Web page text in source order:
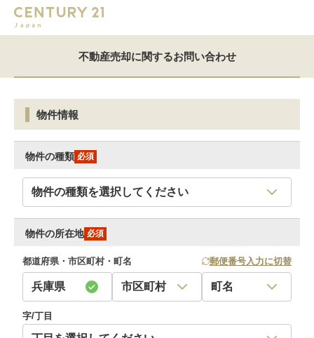
不動産売却に関するお問い合わせ
物件情報
物件の種類 必須
物件の所在地 必須
都道府県・市区町村・町名 郵便番号入力に切替
字/丁目